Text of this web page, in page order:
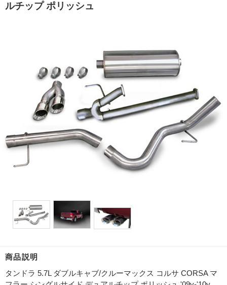
ルチップ ポリッシュ
商品説明
タンドラ 5.7L ダブルキャブ/クルーマックス コルサ CORSA マ